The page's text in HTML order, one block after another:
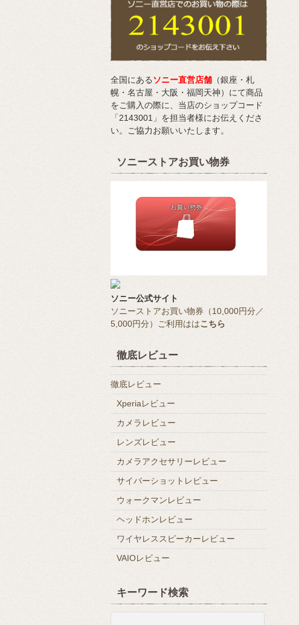
全国にあるソニー直営店舗 （銀座・札
幌・名古屋・大阪・福岡天神）にて商品
をご購入の際に、当店のショップコード
「2143001」を担当者様にお伝えくださ
い。ご協力お願いいたします。
ソニーストアお買い物券
ソニー公式サイト
ソニーストアお買い物券（10,000円分／
5,000円分）ご利用ははこちら
徹底レビュー
徹底レビュー
Xperiaレビュー
カメラレビュー
レンズレビュー
カメラアクセサリーレビュー
サイバーショットレビュー
ウォークマンレビュー
ヘッドホンレビュー
ワイヤレススピーカーレビュー
VAIOレビュー
キーワード検索